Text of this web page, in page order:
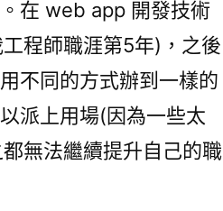
在 web app 開發技術
程師職涯第5年)，之後
不同的方式辦到一樣的
派上用場(因為一些太
無法繼續提升自己的職